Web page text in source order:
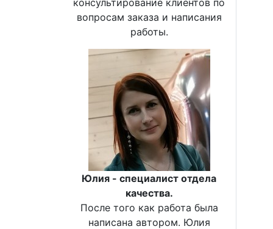
консультирование клиентов по
вопросам заказа и написания
работы.
Юлия - специалист отдела
качества.
После того как работа была
написана автором. Юлия